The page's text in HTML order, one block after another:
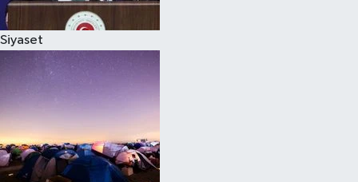
Siyaset
Siyaset
Teknoloji
Yaşam-Çevre